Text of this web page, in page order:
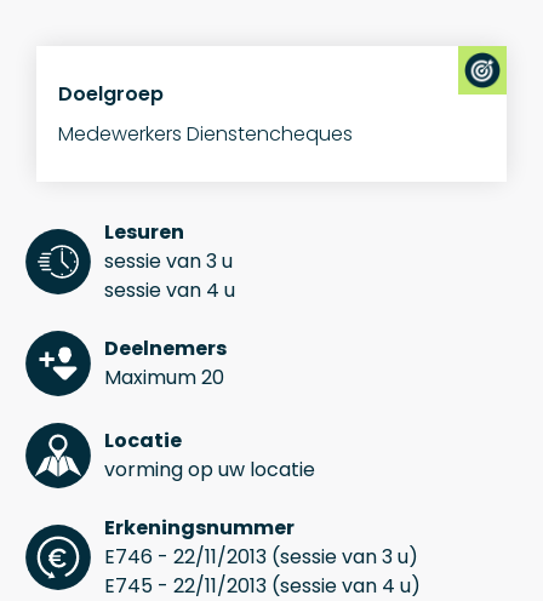
Doelgroep
Medewerkers Dienstencheques
Lesuren
sessie van 3 u
sessie van 4 u
Deelnemers
Maximum 20
Locatie
vorming op uw locatie
Erkeningsnummer
E746 - 22/11/2013 (sessie van 3 u)
E745 - 22/11/2013 (sessie van 4 u)